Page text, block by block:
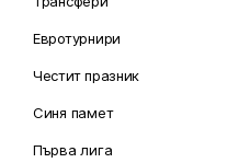
Евротурнири
Честит празник
Синя памет
Първа лига